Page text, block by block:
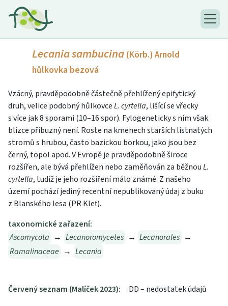
Lecania sambucina (Körb.) Arnold
hůlkovka bezová
Vzácný, pravděpodobně částečně přehlížený epifytický
druh, velice podobný hůlkovceL. cyrtella, lišící se vřecky
s více jak 8 sporami (10–16 spor). Fylogeneticky s ním však
blízce příbuzný není. Roste na kmenech starších listnatých
stromů s hrubou, často bazickou borkou, jako jsou bez
černý, topol apod. V Evropě je pravděpodobně široce
rozšířen, ale bývá přehlížen nebo zaměňován za běžnouL.
cyrtella, tudíž je jeho rozšíření málo známé. Z našeho
území pochází jediný recentní nepublikovaný údaj z buku
z Blanského lesa (PR Kleť).
taxonomické zařazení:
Ascomycota → Lecanoromycetes → Lecanorales →
Ramalinaceae → Lecania
Červený seznam (Malíček 2023): DD – nedostatek údajů